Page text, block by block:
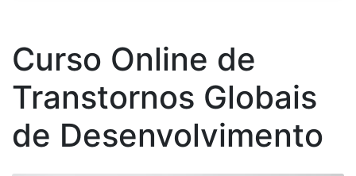
Curso Online de
Transtornos Globais
de Desenvolvimento